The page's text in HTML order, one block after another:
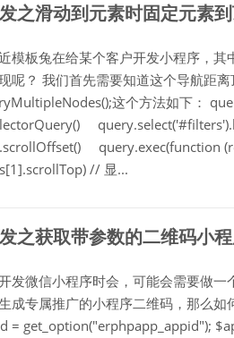
之滑动到元素时固定元素
模板兔在给某个客户开发小程序，
呢？ 我们首先需要知道这个导航距
这个方法如下：
// 显...
之获取带参数的二维码小
发微信小程序时会，可能会需要做
成专属推广的小程序二维码，那么
= get_option("erphpapp_appid");